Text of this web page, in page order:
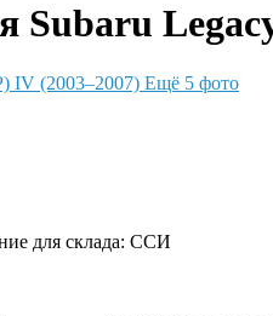
Ещё 5 фото
для склада: ССИ